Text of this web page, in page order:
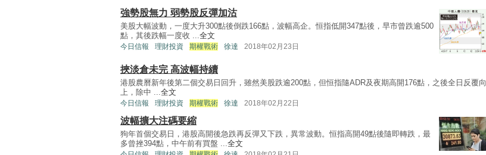
強勢股無力 弱勢股反彈加沽
美股大幅波動，一度大升300點後倒跌166點，波幅高企。恒指低開347點後，早市曾跌逾500
點，其後跌幅一度收 ...全文
今日信報 理財投資 期權戰術 徐達 2018年02月23日
挾淡倉未完 高波幅持續
港股農曆新年後第二個交易日回升，雖然美股跌逾200點，但恒指隨ADR及夜期高開176點，之後全日反覆向
上，除中 ... 全文
今日信報 理財投資 期權戰術 徐達 2018年02月22日
波幅擴大注碼要縮
狗年首個交易日，港股高開後急跌再反彈又下跌，異常波動。恒指高開49點後隨即轉跌，最
多曾挫394點，中午前有買盤 ... 全文